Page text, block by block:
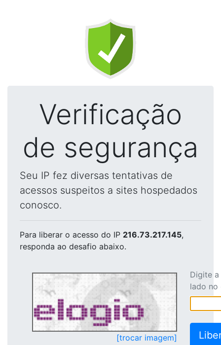
Verificação
de segurança
Seu IP fez diversas tentativas de
acessos suspeitos a sites hospedados
conosco.
Para liberar o acesso do IP 216.73.217.145,
responda ao desafio abaixo.
[trocar imagem]
Digite
lado no